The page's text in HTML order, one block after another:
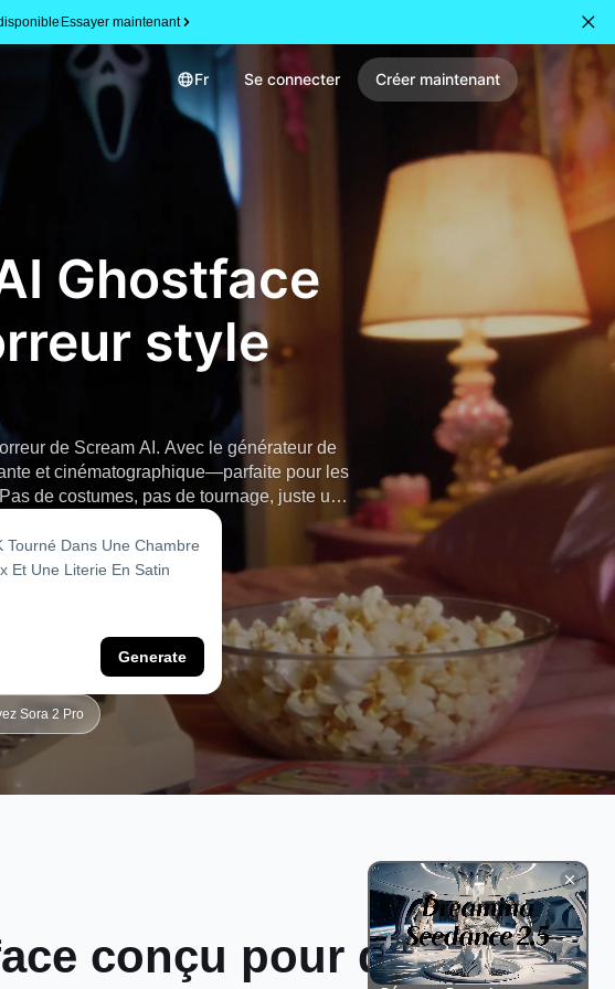
Essayer maintenant
Fr Se connecter Créer maintenant
Ghostface
style
de Scream AI. Avec le générateur de
et cinématographique—parfaite pour les
de costumes, pas de tournage, juste une
Generate
Sora 2 Pro
conçu pour du